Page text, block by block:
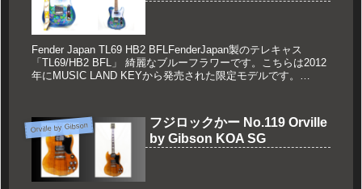
Fender Japan TL69 HB2 BFLFenderJapan製のテレキャス
「TL69/HB2 BFL」 綺麗なブルーフラワーです。こちらは2012
年にMUSIC LAND KEYから発売された限定モデルです。
Orville by Gibson
フジロックかー No.119 Orville
by Gibson KOA SG